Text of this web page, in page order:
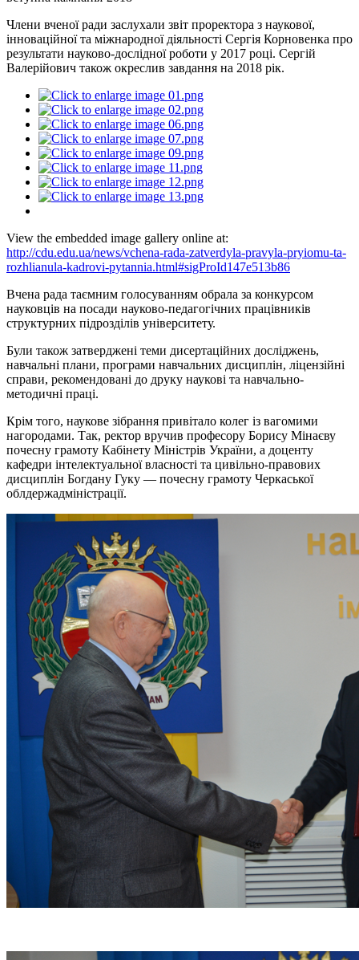
Члени вченої ради заслухали звіт проректора з наукової,
інноваційної та міжнародної діяльності Сергія Корновенка про
результати науково-дослідної роботи у 2017 році. Сергій
Валерійович також окреслив завдання на 2018 рік.
View the embedded image gallery online at:
http://cdu.edu.ua/news/vchena-rada-zatverdyla-pravyla-pryiomu-ta-
rozhlianula-kadrovi-pytannia.html#sigProId147e513b86
Вчена рада таємним голосуванням обрала за конкурсом
науковців на посади науково-педагогічних працівників
структурних підрозділів університету.
Були також затверджені теми дисертаційних досліджень,
навчальні плани, програми навчальних дисциплін, ліцензійні
справи, рекомендовані до друку наукові та навчально-
методичні праці.
Крім того, наукове зібрання привітало колег із вагомими
нагородами. Так, ректор вручив професору Борису Мінаєву
почесну грамоту Кабінету Міністрів України, а доценту
кафедри інтелектуальної власності та цивільно-правових
дисциплін Богдану Гуку — почесну грамоту Черкаської
облдержадміністрації.